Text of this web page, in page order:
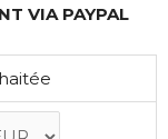
VIA PAYPAL